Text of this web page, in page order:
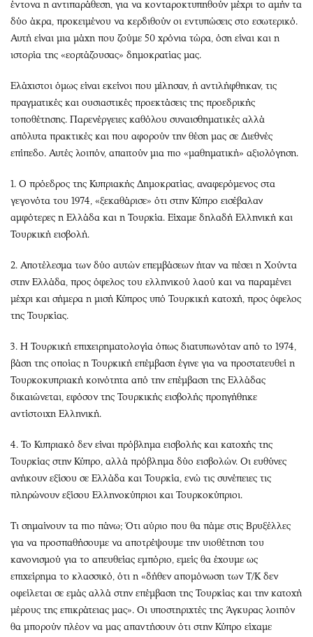
έντονα η αντιπαράθεση, για να κονταροκτυπηθούν μέχρι το αμήν τα
δύο άκρα, προκειμένου να κερδιθούν οι εντυπώσεις στο εσωτερικό.
Αυτή είναι μια μάχη που ζούμε 50 χρόνια τώρα, όση είναι και η
ιστορία της «εορτάζουσας» δημοκρατίας μας.
Ελάχιστοι όμως είναι εκείνοι που μίλησαν, ή αντιλήφθηκαν, τις
πραγματικές και ουσιαστικές προεκτάσεις της προεδρικής
τοποθέτησης. Παρενέργειες καθόλου συναισθηματικές αλλά
απόλυτα πρακτικές και που αφορούν την θέση μας σε Διεθνές
επίπεδο. Αυτές λοιπόν, απαιτούν μια πιο «μαθηματική» αξιολόγηση.
1. Ο πρόεδρος της Κυπριακής Δημοκρατίας, αναφερόμενος στα
γεγονότα του 1974, «ξεκαθάρισε» ότι στην Κύπρο εισέβαλαν
αμφότερες η Ελλάδα και η Τουρκία. Είχαμε δηλαδή Ελληνική και
Τουρκική εισβολή.
2. Αποτέλεσμα των δύο αυτών επεμβάσεων ήταν να πέσει η Χούντα
στην Ελλάδα, προς όφελος του ελληνικού λαού και να παραμένει
μέχρι και σήμερα η μισή Κύπρος υπό Τουρκική κατοχή, προς όφελος
της Τουρκίας.
3. Η Τουρκική επιχειρηματολογία όπως διατυπωνόταν από το 1974,
βάση της οποίας η Τουρκική επέμβαση έγινε για να προστατευθεί η
Τουρκοκυπριακή κοινότητα από την επέμβαση της Ελλάδας
δικαιώνεται, εφόσον της Τουρκικής εισβολής προηγήθηκε
αντίστοιχη Ελληνική.
4. Το Κυπριακό δεν είναι πρόβλημα εισβολής και κατοχής της
Τουρκίας στην Κύπρο, αλλά πρόβλημα δύο εισβολών. Οι ευθύνες
ανήκουν εξίσου σε Ελλάδα και Τουρκία, ενώ τις συνέπειες τις
πληρώνουν εξίσου Ελληνοκύπριοι και Τουρκοκύπριοι.
Τι σημαίνουν τα πιο πάνω; Ότι αύριο που θα πάμε στις Βρυξέλλες
για να προσπαθήσουμε να αποτρέψουμε την υιοθέτηση του
κανονισμού για το απευθείας εμπόριο, εμείς θα έχουμε ως
επιχείρημα το κλασσικό, ότι η «δήθεν απομόνωση των Τ/Κ δεν
οφείλεται σε εμάς αλλά στην επέμβαση της Τουρκίας και την κατοχή
μέρους της επικράτειας μας». Οι υποστηριχτές της Άγκυρας λοιπόν
θα μπορούν πλέον να μας απαντήσουν ότι στην Κύπρο είχαμε